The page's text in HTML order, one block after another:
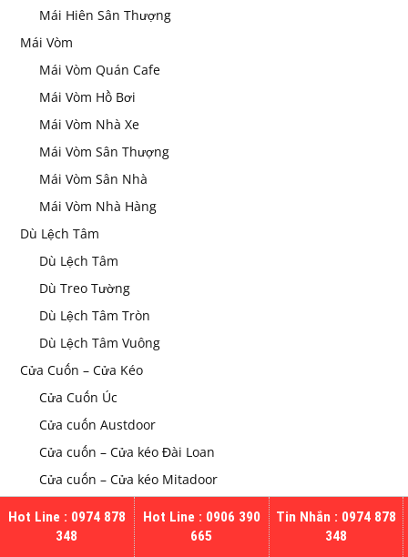
Mái Hiên Sân Thượng
Mái Vòm
Mái Vòm Quán Cafe
Mái Vòm Hồ Bơi
Mái Vòm Nhà Xe
Mái Vòm Sân Thượng
Mái Vòm Sân Nhà
Mái Vòm Nhà Hàng
Dù Lệch Tâm
Dù Lệch Tâm
Dù Treo Tường
Dù Lệch Tâm Tròn
Dù Lệch Tâm Vuông
Cửa Cuốn – Cửa Kéo
Cửa Cuốn Úc
Cửa cuốn Austdoor
Cửa cuốn – Cửa kéo Đài Loan
Cửa cuốn – Cửa kéo Mitadoor
Hot Line : 0974 878
348
Hot Line : 0906 390
665
Tin Nhắn : 0974 878
348